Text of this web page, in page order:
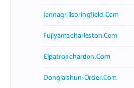
Jannagrillspringfield.com
Fujiyamacharleston.com
Elpatronchardon.com
Donglaishun-Order.com